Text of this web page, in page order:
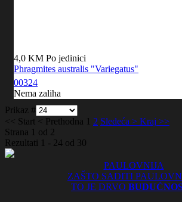
4,0 KM Po jedinici
Phragmites australis "Variegatus"
00324
Nema zaliha
Prikaz #
<< Start < Prethodna 1 2 Sledeća > Kraj >>
Strana 1 od 2
Rezultati 1 - 24 od 30
PAULOVNIJA
ZAŠTO SADITI
TO JE DRVO